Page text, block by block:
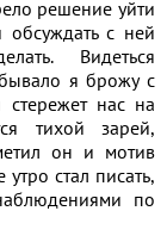
решение уйти
с ней
Видеться
я брожу с
нас на
тихой зарей,
он и мотив
стал писать,
по